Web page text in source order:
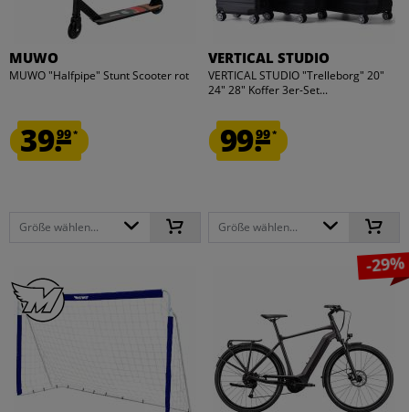
MUWO
MUWO "Halfpipe" Stunt Scooter rot
39.99*
Größe wählen...
VERTICAL STUDIO
VERTICAL STUDIO "Trelleborg" 20"
24" 28" Koffer 3er-Set...
99.99*
Größe wählen...
-29%